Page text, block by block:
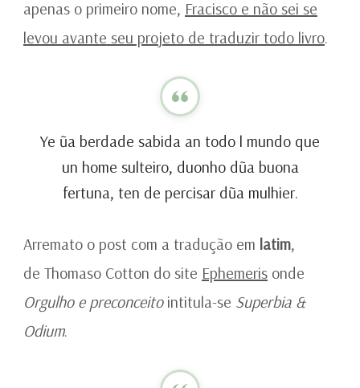
apenas o primeiro nome, Fracisco e não sei se
levou avante seu projeto de traduzir todo livro.
Ye ũa berdade sabida an todo l mundo que
un home sulteiro, duonho dũa buona
fertuna, ten de percisar dũa mulhier.
Arremato o post com a tradução em latim,
de Thomaso Cotton do site Ephemeris onde
Orgulho e preconceitointitula-se Superbia &
Odium.